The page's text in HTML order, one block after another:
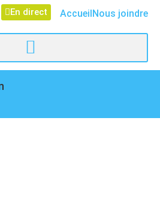
En direct AccueilNous joindre